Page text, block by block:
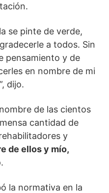
se pinte de verde,
a todos. Sin
pensamiento y de
en nombre de mi
dijo.
de las cientos
cantidad de
y
de ellos y mío,
la normativa en la